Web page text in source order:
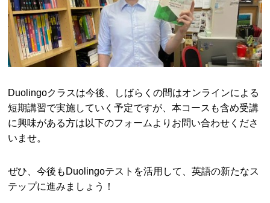
Duolingoクラスは今後、しばらくの間はオンラインによる
短期講習で実施していく予定ですが、本コースも含め受講
に興味がある方は以下のフォームよりお問い合わせくださ
いませ。
ぜひ、今後もDuolingoテストを活用して、英語の新たなス
テップに進みましょう！